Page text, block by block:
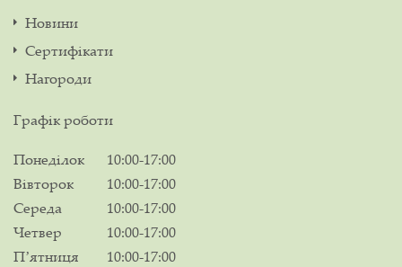
Новини
Сертифікати
Нагороди
Графік роботи
Понеділок
10:00-17:00
Вівторок
10:00-17:00
Середа
10:00-17:00
Четвер
10:00-17:00
Пʼятниця
10:00-17:00